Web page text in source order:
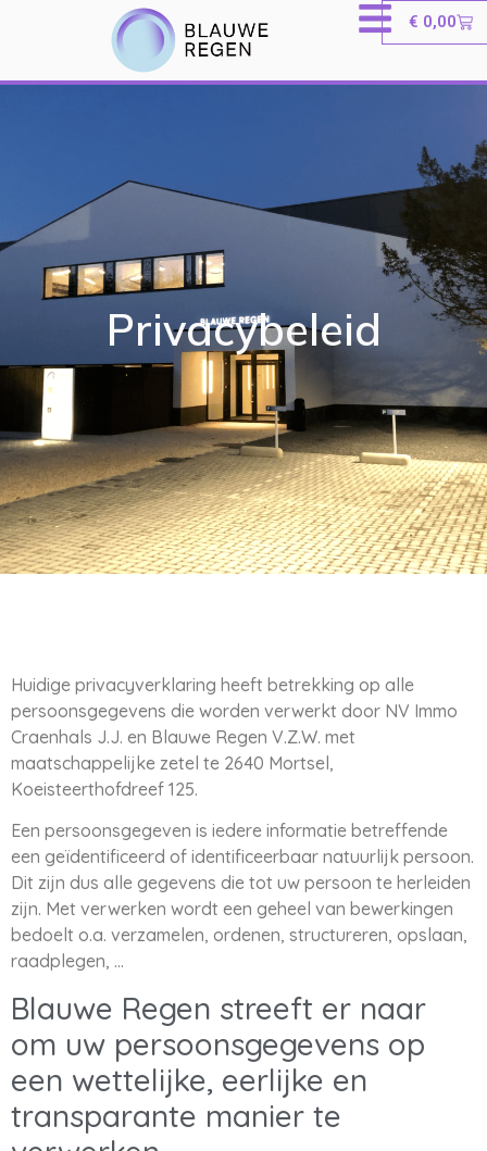
€ 0,00
Privacybeleid
Huidige privacyverklaring heeft betrekking op alle
persoonsgegevens die worden verwerkt door NV Immo
Craenhals J.J. en Blauwe Regen V.Z.W. met
maatschappelijke zetel te 2640 Mortsel,
Koeisteerthofdreef 125.
Een persoonsgegeven is iedere informatie betreffende
een geïdentificeerd of identificeerbaar natuurlijk persoon.
Dit zijn dus alle gegevens die tot uw persoon te herleiden
zijn. Met verwerken wordt een geheel van bewerkingen
bedoelt o.a. verzamelen, ordenen, structureren, opslaan,
raadplegen, …
Blauwe Regen streeft er naar
om uw persoonsgegevens op
een wettelijke, eerlijke en
transparante manier te